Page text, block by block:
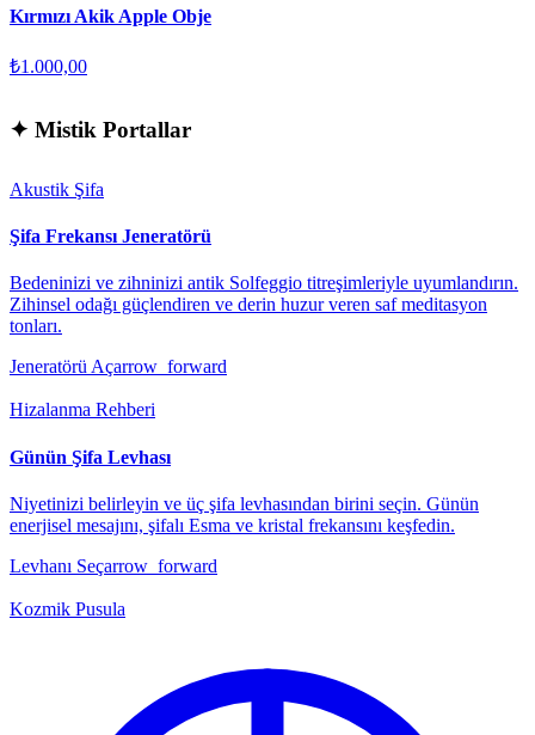
Kırmızı Akik Apple Obje
₺1.000,00
✦ Mistik Portallar
Akustik Şifa
Şifa Frekansı Jeneratörü
Bedeninizi ve zihninizi antik Solfeggio titreşimleriyle uyumlandırın.
Zihinsel odağı güçlendiren ve derin huzur veren saf meditasyon
tonları.
Jeneratörü Açarrow_forward
Hizalanma Rehberi
Günün Şifa Levhası
Niyetinizi belirleyin ve üç şifa levhasından birini seçin. Günün
enerjisel mesajını, şifalı Esma ve kristal frekansını keşfedin.
Levhanı Seçarrow_forward
Kozmik Pusula